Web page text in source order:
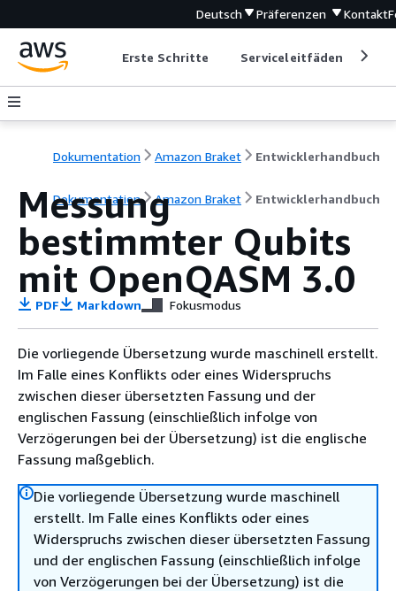
Deutsch Präferenzen Kontakt
Erste Schritte Serviceleitfäden
Dokumentation Amazon Braket Entwicklerhandbuch
Dokumentation Amazon Braket Entwicklerhandbuch
Messung
bestimmter Qubits
mit OpenQASM 3.0
PDF Markdown Fokusmodus
Die vorliegende Übersetzung wurde maschinell erstellt.
Im Falle eines Konflikts oder eines Widerspruchs
zwischen dieser übersetzten Fassung und der
englischen Fassung (einschließlich infolge von
Verzögerungen bei der Übersetzung) ist die englische
Fassung maßgeblich.
Die vorliegende Übersetzung wurde maschinell
erstellt. Im Falle eines Konflikts oder eines
Widerspruchs zwischen dieser übersetzten Fassung
und der englischen Fassung (einschließlich infolge
von Verzögerungen bei der Übersetzung) ist die